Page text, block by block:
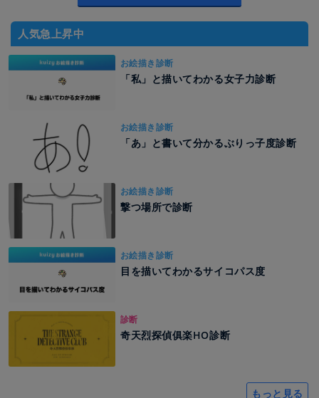
人気急上昇中
お絵描き診断
「私」と描いてわかる女子力診断
お絵描き診断
「あ」と書いて分かるぶりっ子度診断
お絵描き診断
撃つ場所で診断
お絵描き診断
目を描いてわかるサイコパス度
診断
奇天烈探偵俱楽HO診断
もっと見る